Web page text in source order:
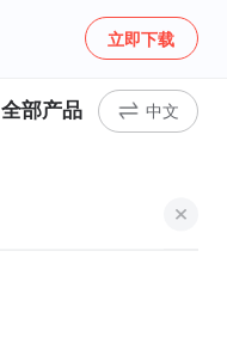
立即下载
全部产品 中文